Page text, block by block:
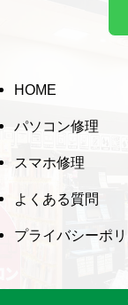
HOME
パソコン修理
スマホ修理
よくある質問
プライバシーポ